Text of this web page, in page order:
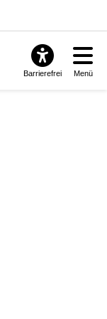
Barrierefrei Menü